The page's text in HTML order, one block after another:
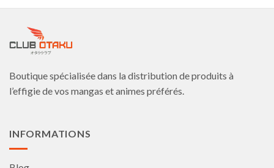
Les
être
sur
la
Les
sur
Boutique spécialisée dans la distribution de produits à
l’effigie de vos mangas et animes préférés.
INFORMATIONS